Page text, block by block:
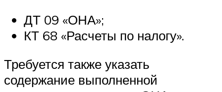
ДТ 09 «ОНА»;
КТ 68 «Расчеты по налогу».
Требуется также указать
содержание выполненной